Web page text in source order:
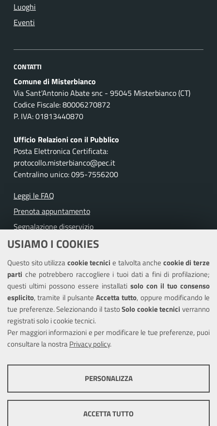
USIAMO I COOKIES
Questo sito utilizzacookie tecnicie talvolta anche cookie di terze
parti che potrebbero raccogliere i tuoi dati a fini di profilazione;
questi ultimi possono essere installati solo con il tuo consenso
esplicito, tramite il pulsante Accetta tutto, oppure modificando le
tue preferenze. Selezionando il tastoSolo cookie tecnici verranno
registrati solo i cookie tecnici.
Per maggiori informazioni e per modificare le tue preferenze, puoi
consultare la nostraPrivacy policy.
ottimale per ogni utente. Essi non raccolgono i tuoi dati e le tue
PERSONALIZZA
ACCETTA TUTTO
Luoghi
Eventi
CONTATTI
Comune di Misterbianco
Via Sant'Antonio Abate snc - 95045 Misterbianco (CT)
Codice Fiscale: 80006270872
P. IVA: 01813440870
Ufficio Relazioni con il Pubblico
Posta Elettronica Certificata:
protocollo.misterbianco@pec.it
Centralino unico: 095-7556200
Leggi le FAQ
Prenota appuntamento
Segnalazione disservizio
Richiesta assistenza
Amministrazione trasparente
Informativa privacy
Note legali
Piano di miglioramento del sito
Dichiarazione di accessibilità